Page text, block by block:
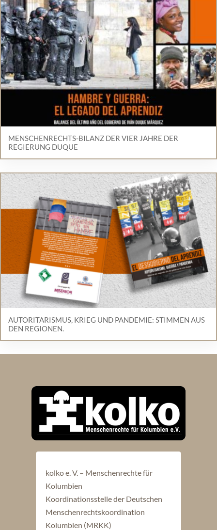
MENSCHENRECHTS-BILANZ DER VIER JAHRE DER
REGIERUNG DUQUE
AUTORITARISMUS, KRIEG UND PANDEMIE: STIMMEN AUS
DEN REGIONEN.
kolko e. V. – Menschenrechte für
Kolumbien
Koordinationsstelle der Deutschen
Menschenrechtskoordination
Kolumbien (MRKK)